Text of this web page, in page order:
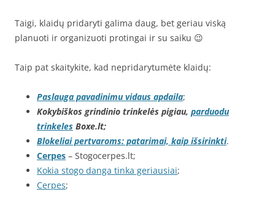
Taigi, klaidų pridaryti galima daug, bet geriau viską
planuoti ir organizuoti protingai ir su saiku 😉
Taip pat skaitykite, kad nepridarytumėte klaidų:
Paslauga pavadinimu vidaus apdaila;
Kokybiškos grindinio trinkelės pigiau, parduodu
trinkeles Boxe.lt;
Blokeliai pertvaroms: patarimai, kaip išsirinkti.
Cerpes – Stogocerpes.lt;
Kokia stogo danga tinka geriausiai;
Cerpes;